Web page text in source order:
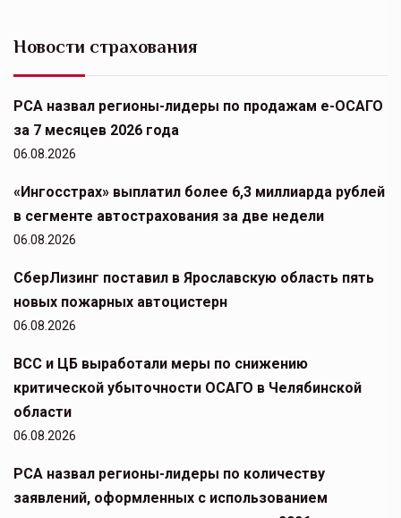
Новости страхования
РСА назвал регионы-лидеры по продажам е-ОСАГО
за 7 месяцев 2026 года
06.08.2026
«Ингосстрах» выплатил более 6,3 миллиарда рублей
в сегменте автострахования за две недели
06.08.2026
СберЛизинг поставил в Ярославскую область пять
новых пожарных автоцистерн
06.08.2026
ВСС и ЦБ выработали меры по снижению
критической убыточности ОСАГО в Челябинской
области
06.08.2026
РСА назвал регионы-лидеры по количеству
заявлений, оформленных с использованием